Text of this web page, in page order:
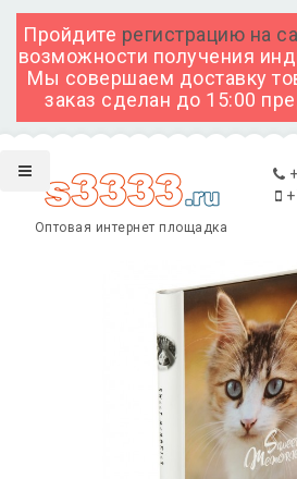
Пройдите регистрацию на
возможности получения
Мы совершаем доставку
заказ сделан до 15:00
Оптовая интернет площадка